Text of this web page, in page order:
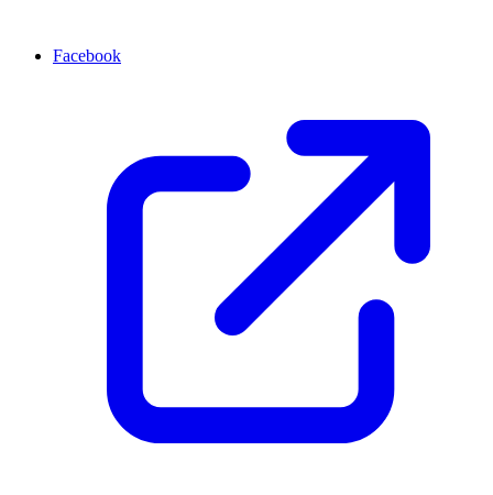
Facebook